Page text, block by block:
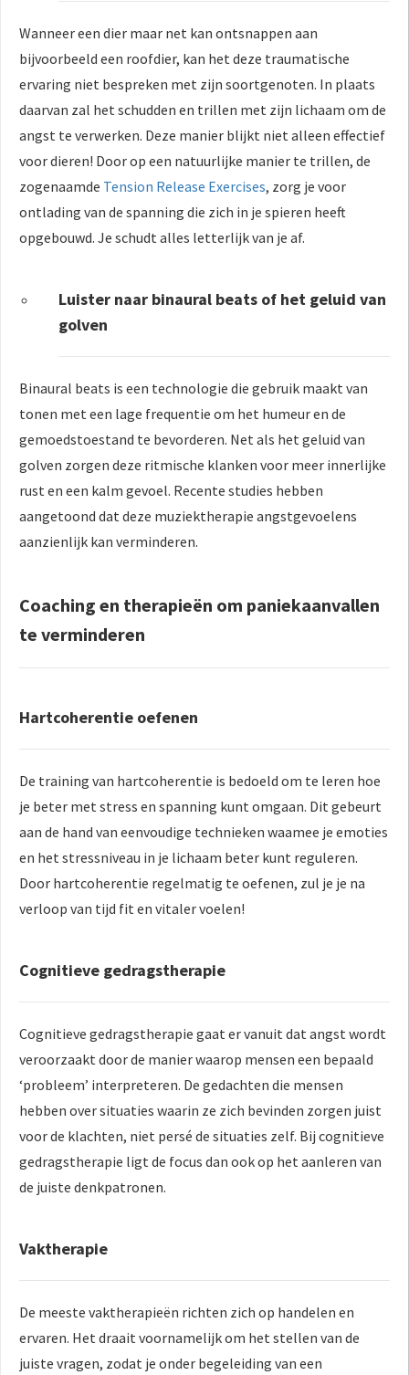
Wanneer een dier maar net kan ontsnappen aan
bijvoorbeeld een roofdier, kan het deze traumatische
ervaring niet bespreken met zijn soortgenoten. In plaats
daarvan zal het schudden en trillen met zijn lichaam om de
angst te verwerken. Deze manier blijkt niet alleen effectief
voor dieren! Door op een natuurlijke manier te trillen, de
zogenaamde Tension Release Exercises, zorg je voor
ontlading van de spanning die zich in je spieren heeft
opgebouwd. Je schudt alles letterlijk van je af.
Luister naar binaural beats of het geluid van
golven
Binaural beats is een technologie die gebruik maakt van
tonen met een lage frequentie om het humeur en de
gemoedstoestand te bevorderen. Net als het geluid van
golven zorgen deze ritmische klanken voor meer innerlijke
rust en een kalm gevoel. Recente studies hebben
aangetoond dat deze muziektherapie angstgevoelens
aanzienlijk kan verminderen.
Coaching en therapieën om paniekaanvallen
te verminderen
Hartcoherentie oefenen
De training van hartcoherentie is bedoeld om te leren hoe
je beter met stress en spanning kunt omgaan. Dit gebeurt
aan de hand van eenvoudige technieken waamee je emoties
en het stressniveau in je lichaam beter kunt reguleren.
Door hartcoherentie regelmatig te oefenen, zul je je na
verloop van tijd fit en vitaler voelen!
Cognitieve gedragstherapie
Cognitieve gedragstherapie gaat er vanuit dat angst wordt
veroorzaakt door de manier waarop mensen een bepaald
‘probleem’ interpreteren. De gedachten die mensen
hebben over situaties waarin ze zich bevinden zorgen juist
voor de klachten, niet persé de situaties zelf. Bij cognitieve
gedragstherapie ligt de focus dan ook op het aanleren van
de juiste denkpatronen.
Vaktherapie
De meeste vaktherapieën richten zich op handelen en
ervaren. Het draait voornamelijk om het stellen van de
juiste vragen, zodat je onder begeleiding van een